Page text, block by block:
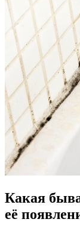
Какая
её